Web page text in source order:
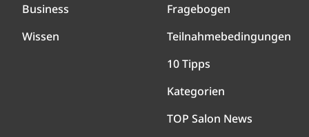
Business
Wissen
Fragebogen
Teilnahmebedingungen
10 Tipps
Kategorien
TOP Salon News